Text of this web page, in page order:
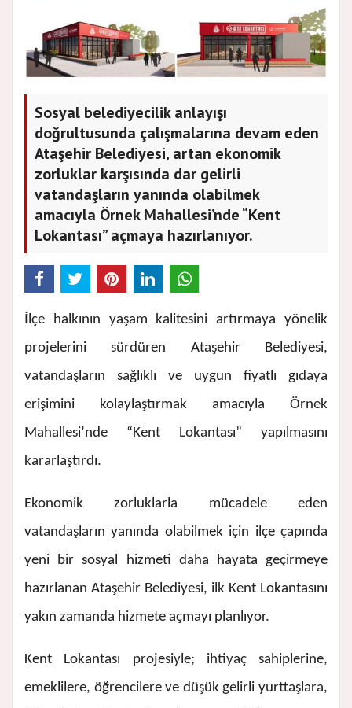
Sosyal belediyecilik anlayışı
doğrultusunda çalışmalarına devam eden
Ataşehir Belediyesi, artan ekonomik
zorluklar karşısında dar gelirli
vatandaşların yanında olabilmek
amacıyla Örnek Mahallesi’nde “Kent
Lokantası” açmaya hazırlanıyor.
İlçe halkının yaşam kalitesini artırmaya yönelik
projelerini sürdüren Ataşehir Belediyesi,
vatandaşların sağlıklı ve uygun fiyatlı gıdaya
erişimini kolaylaştırmak amacıyla Örnek
Mahallesi’nde “Kent Lokantası” yapılmasını
kararlaştırdı.
Ekonomik zorluklarla mücadele eden
vatandaşların yanında olabilmek için ilçe çapında
yeni bir sosyal hizmeti daha hayata geçirmeye
hazırlanan Ataşehir Belediyesi, ilk Kent Lokantasını
yakın zamanda hizmete açmayı planlıyor.
Kent Lokantası projesiyle; ihtiyaç sahiplerine,
emeklilere, öğrencilere ve düşük gelirli yurttaşlara,